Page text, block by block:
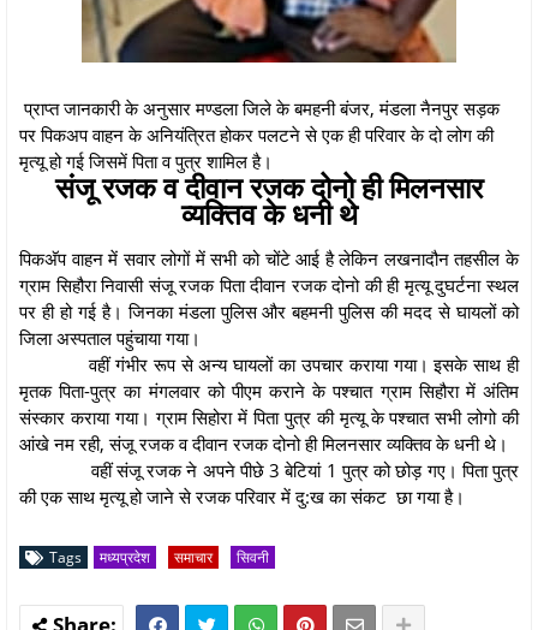
प्राप्त जानकारी के अनुसार मण्डला जिले के बमहनी बंजर, मंडला नैनपुर सड़क
पर पिकअप वाहन के अनियंत्रित होकर पलटने से एक ही परिवार के दो लोग की
मृत्यू हो गई जिसमें पिता व पुत्र शामिल है।
संजू रजक व दीवान रजक दोनो ही मिलनसार
व्यक्तिव के धनी थे
पिकअ‍ॅप वाहन में सवार लोगों में सभी को चोंटे आई है लेकिन लखनादौन तहसील के
ग्राम सिहौरा निवासी संजू रजक पिता दीवान रजक दोनो की ही मृत्यू दुघर्टना स्थल
पर ही हो गई है। जिनका मंडला पुलिस और बहमनी पुलिस की मदद से घायलों को
जिला अस्पताल पहुंचाया गया।
वहीं गंभीर रूप से अन्य घायलों का उपचार कराया गया। इसके साथ ही
मृतक पिता-पुत्र का मंगलवार को पीएम कराने के पश्चात ग्राम सिहौरा में अंतिम
संस्कार कराया गया। ग्राम सिहोरा में पिता पुत्र की मृत्यू के पश्चात सभी लोगो की
आंखे नम रही, संजू रजक व दीवान रजक दोनो ही मिलनसार व्यक्तिव के धनी थे।
वहीं संजू रजक ने अपने पीछे 3 बेटियां 1 पुत्र को छोड़ गए। पिता पुत्र
की एक साथ मृत्यू हो जाने से रजक परिवार में दु:ख का संकट छा गया है।
Tags मध्यप्रदेश समाचार सिवनी